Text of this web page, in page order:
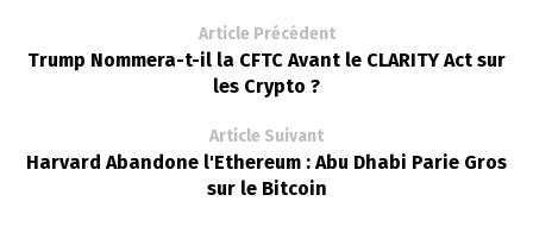
Article Précédent
Trump Nommera-t-il la CFTC Avant le CLARITY Act sur
les Crypto ?
Article Suivant
Harvard Abandone l'Ethereum : Abu Dhabi Parie Gros
sur le Bitcoin